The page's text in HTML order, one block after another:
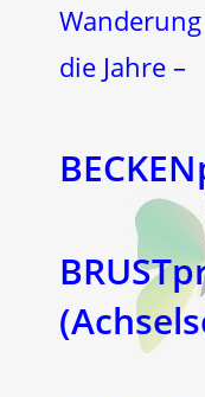
die Jahre –